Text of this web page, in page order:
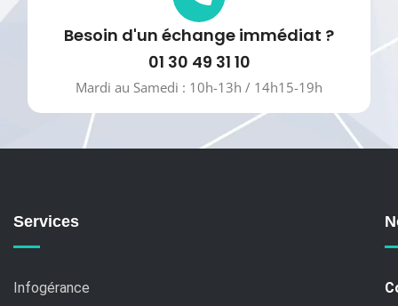
Besoin d'un échange immédiat ?
01 30 49 31 10
Mardi au Samedi : 10h-13h / 14h15-19h
Services
Infogérance